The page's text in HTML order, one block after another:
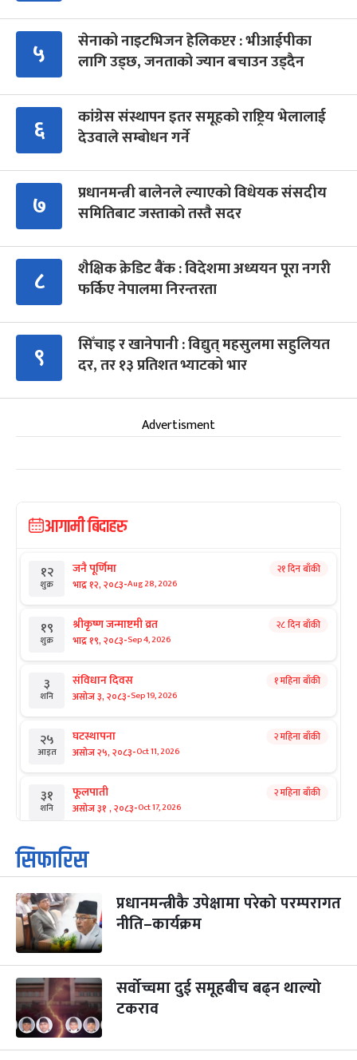
५
सेनाको नाइटभिजन हेलिकप्टर : भीआईपीका
लागि उड्छ, जनताको ज्यान बचाउन उड्दैन
६
कांग्रेस संस्थापन इतर समूहको राष्ट्रिय भेलालाई
देउवाले सम्बोधन गर्ने
७
प्रधानमन्त्री बालेनले ल्याएको विधेयक संसदीय
समितिबाट जस्ताको तस्तै सदर
८
शैक्षिक क्रेडिट बैंक : विदेशमा अध्ययन पूरा नगरी
फर्किए नेपालमा निरन्तरता
९
सिँचाइ र खानेपानी : विद्युत् महसुलमा सहुलियत
दर, तर १३ प्रतिशत भ्याटको भार
Advertisment
आगामी बिदाहरु
१२
शुक्र
जनै पूर्णिमा
भाद्र १२, २०८३-Aug 28, 2026
२१ दिन बाँकी
१९
शुक्र
श्रीकृष्ण जन्माष्टमी व्रत
भाद्र १९, २०८३-Sep 4, 2026
२८ दिन बाँकी
३
शनि
संविधान दिवस
असोज ३, २०८३-Sep 19, 2026
१ महिना बाँकी
२५
आइत
घटस्थापना
असोज २५, २०८३-Oct 11, 2026
२ महिना बाँकी
३१
शनि
फूलपाती
असोज ३१ , २०८३-Oct 17, 2026
२ महिना बाँकी
१
आइत
कार्तिक सङ्क्रान्ति
कार्तिक १, २०८३
३
मंगल
महानवमी
कार्तिक ३, २०८३-Oct 20, 2026
२ महिना बाँकी
४
बुध कार्तिक ४, २०८३ -Oct 21, 2026
५
बिहि
पापा‌ङ्कुशा एकादशी व्रत
कार्तिक ५, २०८३
सिफारिस
प्रधानमन्त्रीकै उपेक्षामा परेको परम्परागत
नीति–कार्यक्रम
सर्वोच्चमा दुई समूहबीच बढ्न थाल्यो
टकराव